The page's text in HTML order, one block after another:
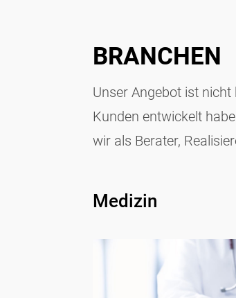
BRANCHEN
Unser Angebot ist
Kunden entwickelt
wir als Berater,
Medizin